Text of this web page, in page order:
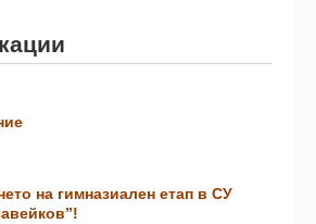
на гимназиален етап в СУ